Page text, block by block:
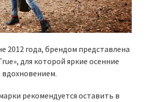
2012 года, брендом представлена
для которой яркие осенние
вдохновением.
рекомендуется оставить в